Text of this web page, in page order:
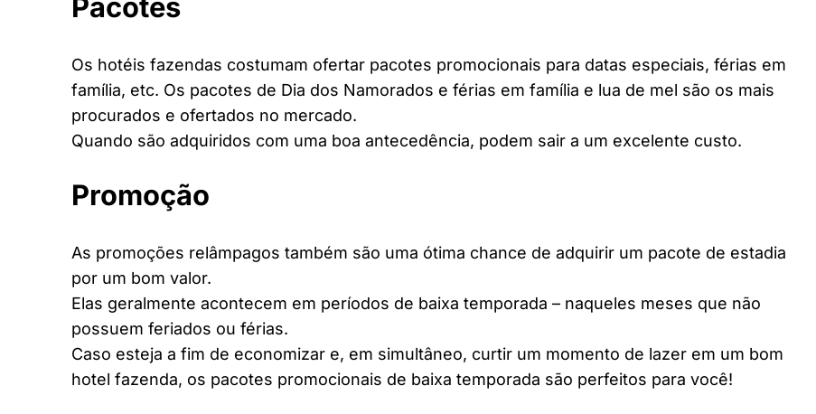
Os hotéis fazendas costumam ofertar pacotes promocionais para datas especiais, férias em
família, etc. Os pacotes de Dia dos Namorados e férias em família e lua de mel são os mais
procurados e ofertados no mercado.
Quando são adquiridos com uma boa antecedência, podem sair a um excelente custo.
Promoção
As promoções relâmpagos também são uma ótima chance de adquirir um pacote de estadia
por um bom valor.
Elas geralmente acontecem em períodos de baixa temporada – naqueles meses que não
possuem feriados ou férias.
Caso esteja a fim de economizar e, em simultâneo, curtir um momento de lazer em um bom
hotel fazenda, os pacotes promocionais de baixa temporada são perfeitos para você!